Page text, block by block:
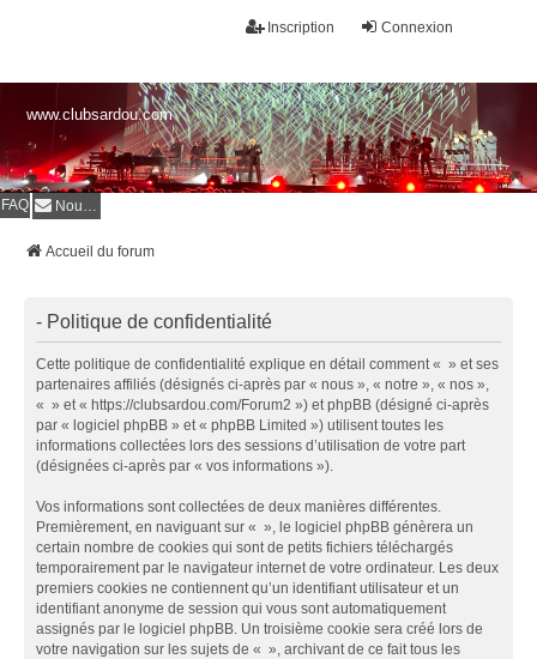
Connexion
Inscription
www.clubsardou.com
FAQ Nous contacter
Accueil du forum
- Politique de confidentialité
Cette politique de confidentialité explique en détail comment « » et ses
partenaires affiliés (désignés ci-après par « nous », « notre », « nos »,
« » et « https://clubsardou.com/Forum2 ») et phpBB (désigné ci-après
par « logiciel phpBB » et « phpBB Limited ») utilisent toutes les
informations collectées lors des sessions d’utilisation de votre part
(désignées ci-après par « vos informations »).
Vos informations sont collectées de deux manières différentes.
Premièrement, en naviguant sur « », le logiciel phpBB génèrera un
certain nombre de cookies qui sont de petits fichiers téléchargés
temporairement par le navigateur internet de votre ordinateur. Les deux
premiers cookies ne contiennent qu’un identifiant utilisateur et un
identifiant anonyme de session qui vous sont automatiquement
assignés par le logiciel phpBB. Un troisième cookie sera créé lors de
votre navigation sur les sujets de « », archivant de ce fait tous les